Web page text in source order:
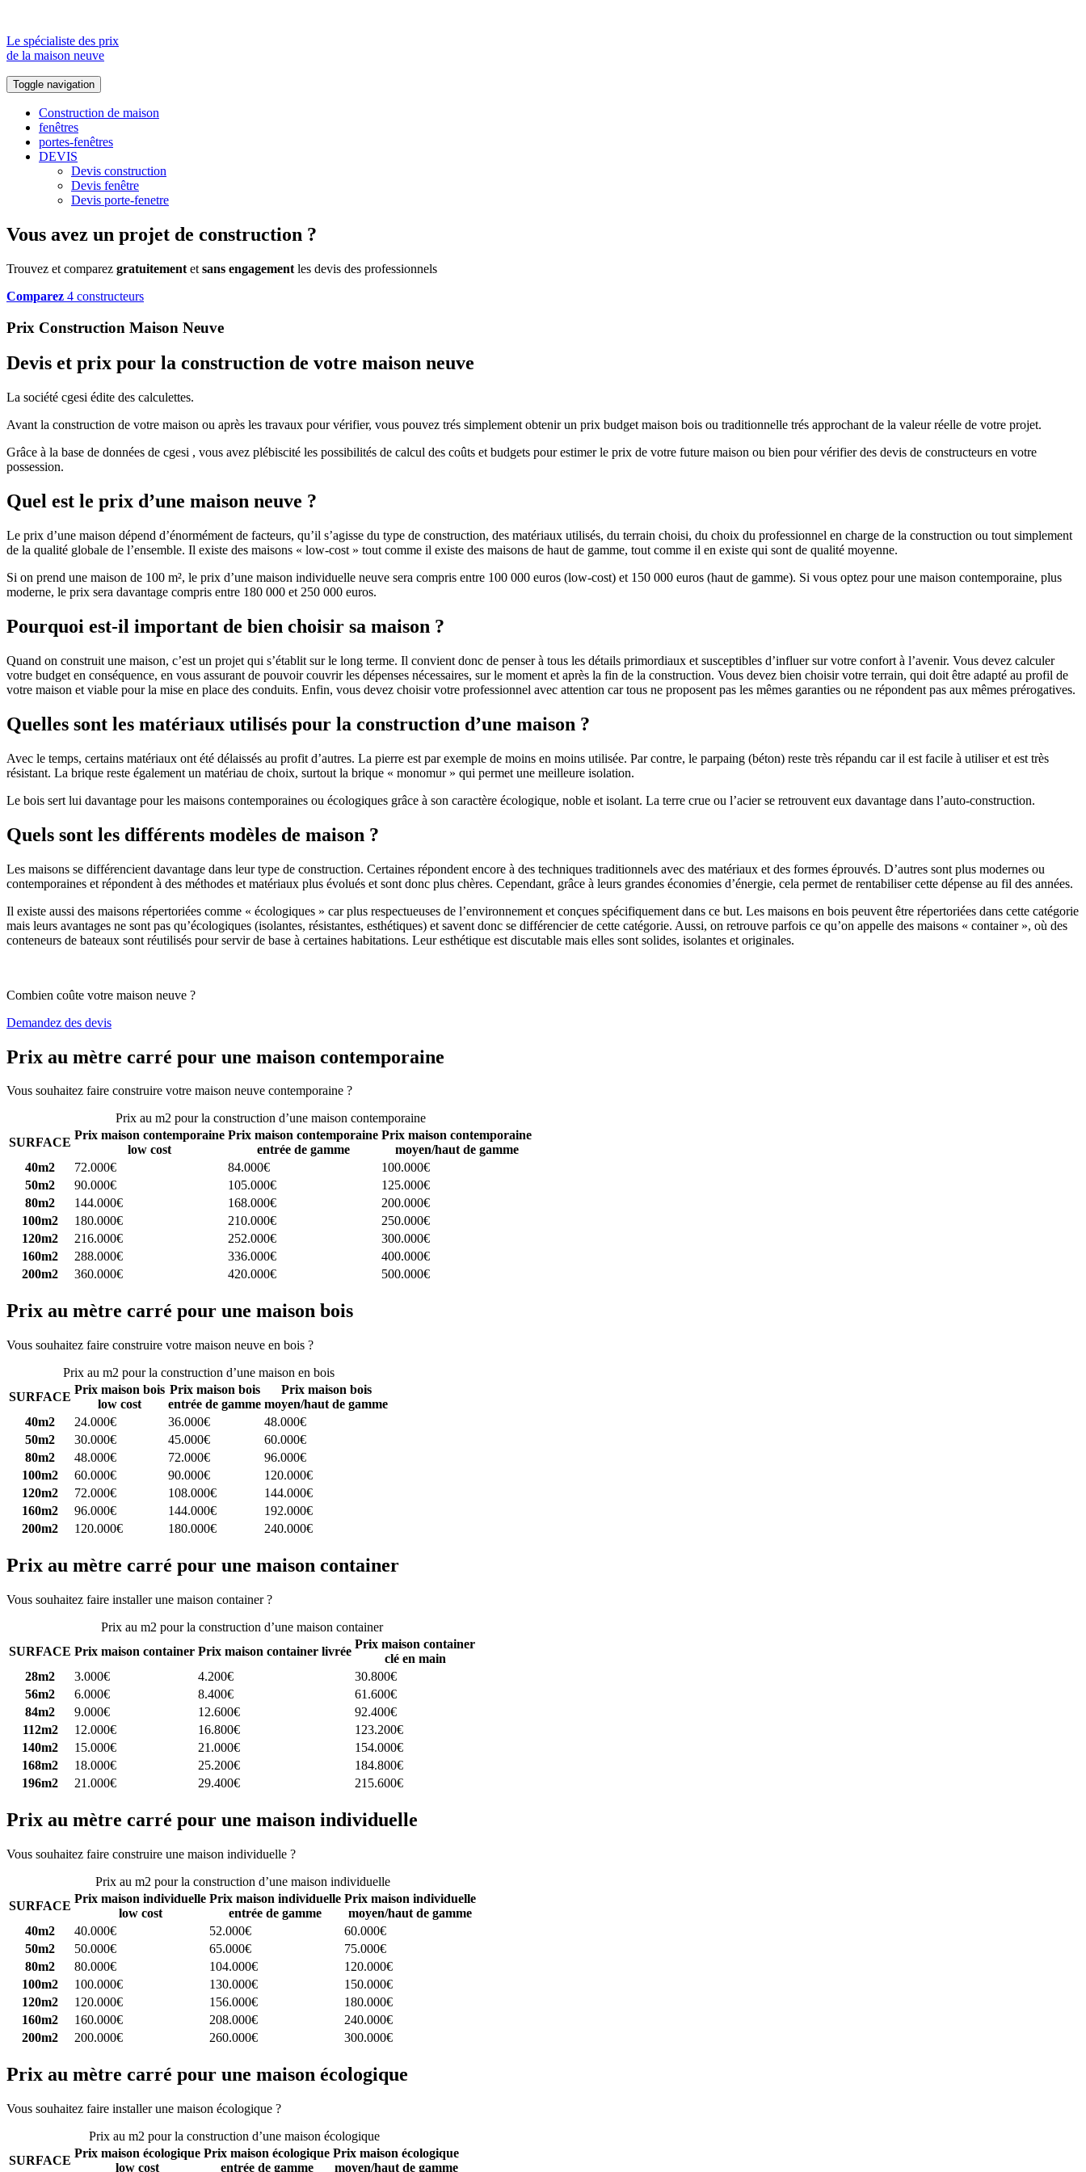
Le spécialiste des prix
de la maison neuve
Toggle navigation
Construction de maison
fenêtres
portes-fenêtres
DEVIS
Devis construction
Devis fenêtre
Devis porte-fenetre
Vous avez un projet de construction ?
Trouvez et comparez gratuitement et sans engagement les devis des professionnels
Comparez 4 constructeurs
Prix Construction Maison Neuve
Devis et prix pour la construction de votre maison neuve
La société cgesi édite des calculettes.
Avant la construction de votre maison ou après les travaux pour vérifier, vous pouvez trés simplement obtenir un prix budget maison bois ou traditionnelle trés approchant de la valeur réelle de votre projet.
Grâce à la base de données de cgesi , vous avez plébiscité les possibilités de calcul des coûts et budgets pour estimer le prix de votre future maison ou bien pour vérifier des devis de constructeurs en votre
possession.
Quel est le prix d’une maison neuve ?
Le prix d’une maison dépend d’énormément de facteurs, qu’il s’agisse du type de construction, des matériaux utilisés, du terrain choisi, du choix du professionnel en charge de la construction ou tout simplement
de la qualité globale de l’ensemble. Il existe des maisons « low-cost » tout comme il existe des maisons de haut de gamme, tout comme il en existe qui sont de qualité moyenne.
Si on prend une maison de 100 m², le prix d’une maison individuelle neuve sera compris entre 100 000 euros (low-cost) et 150 000 euros (haut de gamme). Si vous optez pour une maison contemporaine, plus
moderne, le prix sera davantage compris entre 180 000 et 250 000 euros.
Pourquoi est-il important de bien choisir sa maison ?
Quand on construit une maison, c’est un projet qui s’établit sur le long terme. Il convient donc de penser à tous les détails primordiaux et susceptibles d’influer sur votre confort à l’avenir. Vous devez calculer
votre budget en conséquence, en vous assurant de pouvoir couvrir les dépenses nécessaires, sur le moment et après la fin de la construction. Vous devez bien choisir votre terrain, qui doit être adapté au profil de
votre maison et viable pour la mise en place des conduits. Enfin, vous devez choisir votre professionnel avec attention car tous ne proposent pas les mêmes garanties ou ne répondent pas aux mêmes prérogatives.
Quelles sont les matériaux utilisés pour la construction d’une maison ?
Avec le temps, certains matériaux ont été délaissés au profit d’autres. La pierre est par exemple de moins en moins utilisée. Par contre, le parpaing (béton) reste très répandu car il est facile à utiliser et est très
résistant. La brique reste également un matériau de choix, surtout la brique « monomur » qui permet une meilleure isolation.
Le bois sert lui davantage pour les maisons contemporaines ou écologiques grâce à son caractère écologique, noble et isolant. La terre crue ou l’acier se retrouvent eux davantage dans l’auto-construction.
Quels sont les différents modèles de maison ?
Les maisons se différencient davantage dans leur type de construction. Certaines répondent encore à des techniques traditionnels avec des matériaux et des formes éprouvés. D’autres sont plus modernes ou
contemporaines et répondent à des méthodes et matériaux plus évolués et sont donc plus chères. Cependant, grâce à leurs grandes économies d’énergie, cela permet de rentabiliser cette dépense au fil des années.
Il existe aussi des maisons répertoriées comme « écologiques » car plus respectueuses de l’environnement et conçues spécifiquement dans ce but. Les maisons en bois peuvent être répertoriées dans cette catégorie
mais leurs avantages ne sont pas qu’écologiques (isolantes, résistantes, esthétiques) et savent donc se différencier de cette catégorie. Aussi, on retrouve parfois ce qu’on appelle des maisons « container », où des
conteneurs de bateaux sont réutilisés pour servir de base à certaines habitations. Leur esthétique est discutable mais elles sont solides, isolantes et originales.
Combien coûte votre maison neuve ?
Demandez des devis
Prix au mètre carré pour une maison contemporaine
Vous souhaitez faire construire votre maison neuve contemporaine ?
Prix au m2 pour la construction d’une maison contemporaine
SURFACE
Prix maison contemporaine
low cost
Prix maison contemporaine
entrée de gamme
Prix maison contemporaine
moyen/haut de gamme
40m2
72.000€ 84.000€
100.000€
50m2
90.000€ 105.000€
125.000€
80m2
144.000€ 168.000€
200.000€
100m2
180.000€ 210.000€
250.000€
120m2
216.000€ 252.000€
300.000€
160m2
288.000€ 336.000€
400.000€
200m2
360.000€ 420.000€ 500.000€
Prix au mètre carré pour une maison bois
Vous souhaitez faire construire votre maison neuve en bois ?
Prix au m2 pour la construction d’une maison en bois
SURFACE
Prix maison bois
low cost
Prix maison bois
entrée de gamme
Prix maison bois
moyen/haut de gamme
40m2
24.000€ 36.000€
48.000€
50m2
30.000€ 45.000€
60.000€
80m2
48.000€ 72.000€
96.000€
100m2
60.000€ 90.000€
120.000€
120m2
72.000€ 108.000€
144.000€
160m2
96.000€ 144.000€
192.000€
200m2
120.000€ 180.000€ 240.000€
Prix au mètre carré pour une maison container
Vous souhaitez faire installer une maison container ?
Prix au m2 pour la construction d’une maison container
SURFACE Prix maison container Prix maison container livrée
Prix maison container
clé en main
28m2
3.000€ 4.200€
30.800€
56m2
6.000€ 8.400€
61.600€
84m2
9.000€ 12.600€
92.400€
112m2
12.000€ 16.800€
123.200€
140m2
15.000€ 21.000€
154.000€
168m2
18.000€ 25.200€
184.800€
196m2
21.000€ 29.400€ 215.600€
Prix au mètre carré pour une maison individuelle
Vous souhaitez faire construire une maison individuelle ?
Prix au m2 pour la construction d’une maison individuelle
SURFACE
Prix maison individuelle
low cost
Prix maison individuelle
entrée de gamme
Prix maison individuelle
moyen/haut de gamme
40m2
40.000€ 52.000€
60.000€
50m2
50.000€ 65.000€
75.000€
80m2
80.000€ 104.000€
120.000€
100m2
100.000€ 130.000€
150.000€
120m2
120.000€ 156.000€
180.000€
160m2
160.000€ 208.000€
240.000€
200m2
200.000€ 260.000€ 300.000€
Prix au mètre carré pour une maison écologique
Vous souhaitez faire installer une maison écologique ?
Prix au m2 pour la construction d’une maison écologique
SURFACE
Prix maison écologique
low cost
Prix maison écologique
entrée de gamme
Prix maison écologique
moyen/haut de gamme